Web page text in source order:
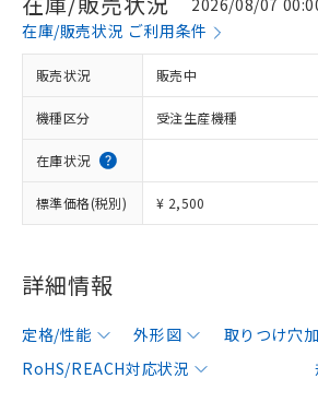
在庫/販売状況 ご利用条件
販売状況 販売中
機種区分 受注生産機種
在庫状況
標準価格(税別) ¥ 2,500
詳細情報
定格/性能 外形図 取りつけ穴
RoHS/REACH対応状況